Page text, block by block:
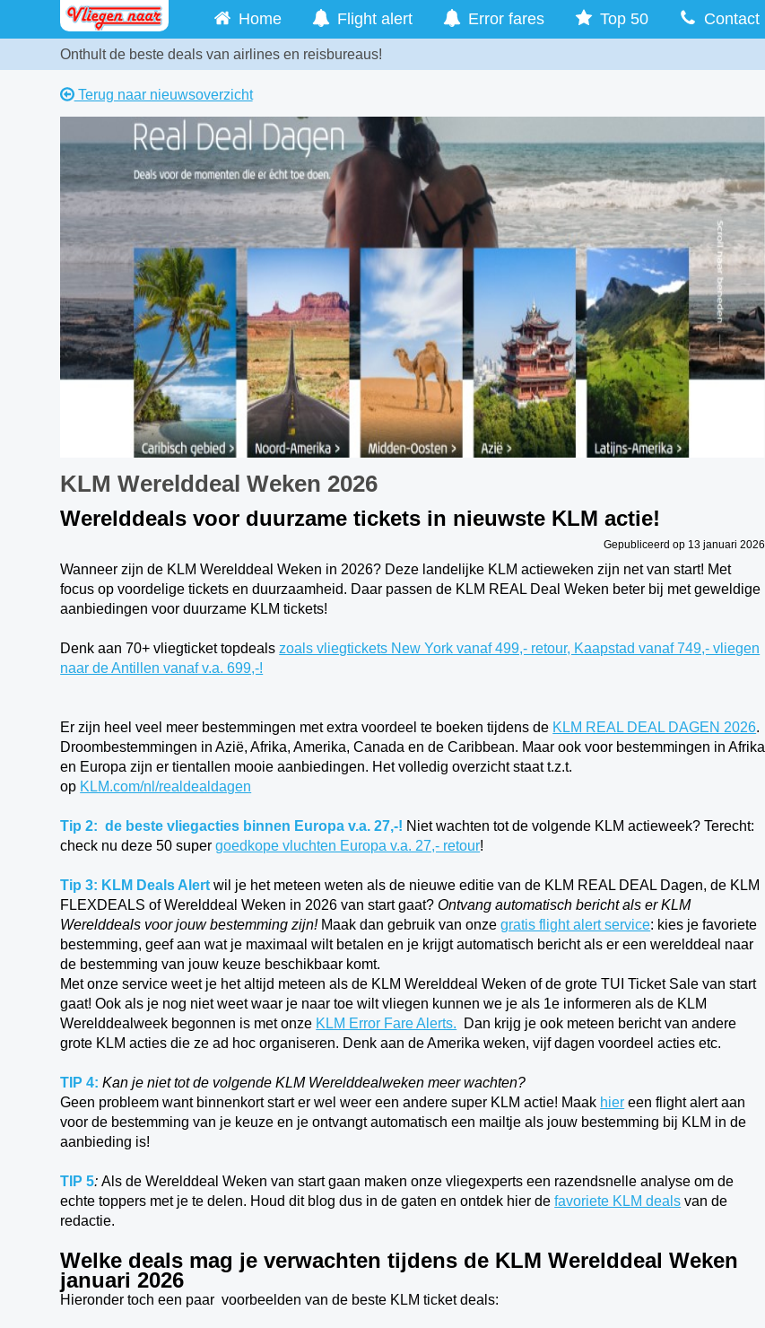
Home Flight alert Error fares Top 50 Contact
Onthult de beste deals van airlines en reisbureaus!
Terug naar nieuwsoverzicht
KLM Werelddeal Weken 2026
Werelddeals voor duurzame tickets in nieuwste KLM actie!
Gepubliceerd op 13 januari 2026
Wanneer zijn de KLM Werelddeal Weken in 2026? Deze landelijke KLM actieweken zijn net van start! Met
focus op voordelige tickets en duurzaamheid. Daar passen de KLM REAL Deal Weken beter bij met geweldige
aanbiedingen voor duurzame KLM tickets!
Denk aan 70+ vliegticket topdealszoals vliegtickets New York vanaf 499,- retour, Kaapstad vanaf 749,- vliegen
naar de Antillen vanaf v.a. 699,-!
Er zijn heel veel meer bestemmingen met extra voordeel te boeken tijdens de KLM REAL DEAL DAGEN 2026.
Droombestemmingen in Azië, Afrika, Amerika, Canada en de Caribbean. Maar ook voor bestemmingen in Afrika
en Europa zijn er tientallen mooie aanbiedingen. Het volledig overzicht staat t.z.t.
op KLM.com/nl/realdealdagen
Tip 2: de beste vliegacties binnen Europa v.a. 27,-! Niet wachten tot de volgende KLM actieweek? Terecht:
check nu deze 50 supergoedkope vluchten Europa v.a. 27,- retour!
Tip 3: KLM Deals Alert wil je het meteen weten als de nieuwe editie van de KLM REAL DEAL Dagen, de KLM
FLEXDEALS of Werelddeal Weken in 2026 van start gaat?Ontvang automatisch bericht als er KLM
Werelddeals voor jouw bestemming zijn! Maak dan gebruik van onzegratis flight alert service: kies je favoriete
bestemming, geef aan wat je maximaal wilt betalen en je krijgt automatisch bericht als er een werelddeal naar
de bestemming van jouw keuze beschikbaar komt.
Met onze service weet je het altijd meteen als de KLM Werelddeal Weken of de grote TUI Ticket Sale van start
gaat! Ook als je nog niet weet waar je naar toe wilt vliegen kunnen we je als 1e informeren als de KLM
Werelddealweek begonnen is met onze KLM Error Fare Alerts. Dan krijg je ook meteen bericht van andere
grote KLM acties die ze ad hoc organiseren. Denk aan de Amerika weken, vijf dagen voordeel acties etc.
TIP 4: Kan je niet tot de volgende KLM Werelddealweken meer wachten?
Geen probleem want binnenkort start er wel weer een andere super KLM actie! Maak hier een flight alert aan
voor de bestemming van je keuze en je ontvangt automatisch een mailtje als jouw bestemming bij KLM in de
aanbieding is!
TIP 5:Als de Werelddeal Weken van start gaan maken onze vliegexperts een razendsnelle analyse om de
echte toppers met je te delen. Houd dit blog dus in de gaten en ontdek hier defavoriete KLM deals van de
redactie.
Welke deals mag je verwachten tijdens de KLM Werelddeal Weken
januari 2026
Hieronder toch een paar voorbeelden van de beste KLM ticket deals: